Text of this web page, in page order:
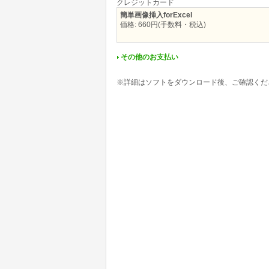
クレジットカード
簡単画像挿入forExcel
価格: 660円(手数料・税込)
その他のお支払い
※詳細はソフトをダウンロード後、ご確認く